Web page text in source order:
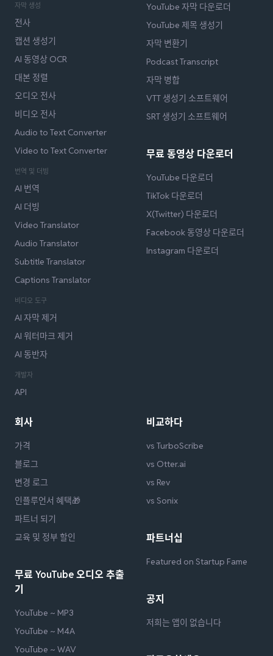
자막 생성
전사
캡션 생성기
AI 동영상 OCR
대본 정렬
오디오 전사
비디오 전사
Audio to Text Converter
Video to Text Converter
번역 및 더빙
AI 번역
AI 더빙
Video Translator
Audio Translator
Subtitle Translator
Captions Translator
비디오 도구
AI 자막 제거
AI 워터마크 제거
AI 동반자
개발자
API
YouTube 자막 다운로더
YouTube 제목 생성기
자막 변환기
Podcast Transcript
자막 병합
VTT 생성기 소프트웨어
SRT 생성기 소프트웨어
무료 동영상 다운로더
YouTube 다운로더
TikTok 다운로더
X(Twitter) 다운로더
Facebook 동영상 다운로더
Instagram 다운로더
회사
가격
블로그
변경 로그
인플루언서 혜택🎁
파트너 되기
교육 및 정부 할인
무료 YouTube 오디오 추출
기
YouTube ~ MP3
YouTube ~ M4A
YouTube ~ WAV
비교하다
vs TurboScribe
vs Otter.ai
vs Rev
vs Sonix
파트너십
Featured on Startup Fame
공지
저희는 앱이 없습니다